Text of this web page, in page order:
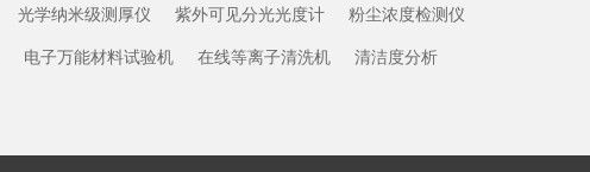
光学纳米级测厚仪 紫外可见分光光度计 粉尘浓度检测仪
电子万能材料试验机 在线等离子清洗机 清洁度分析